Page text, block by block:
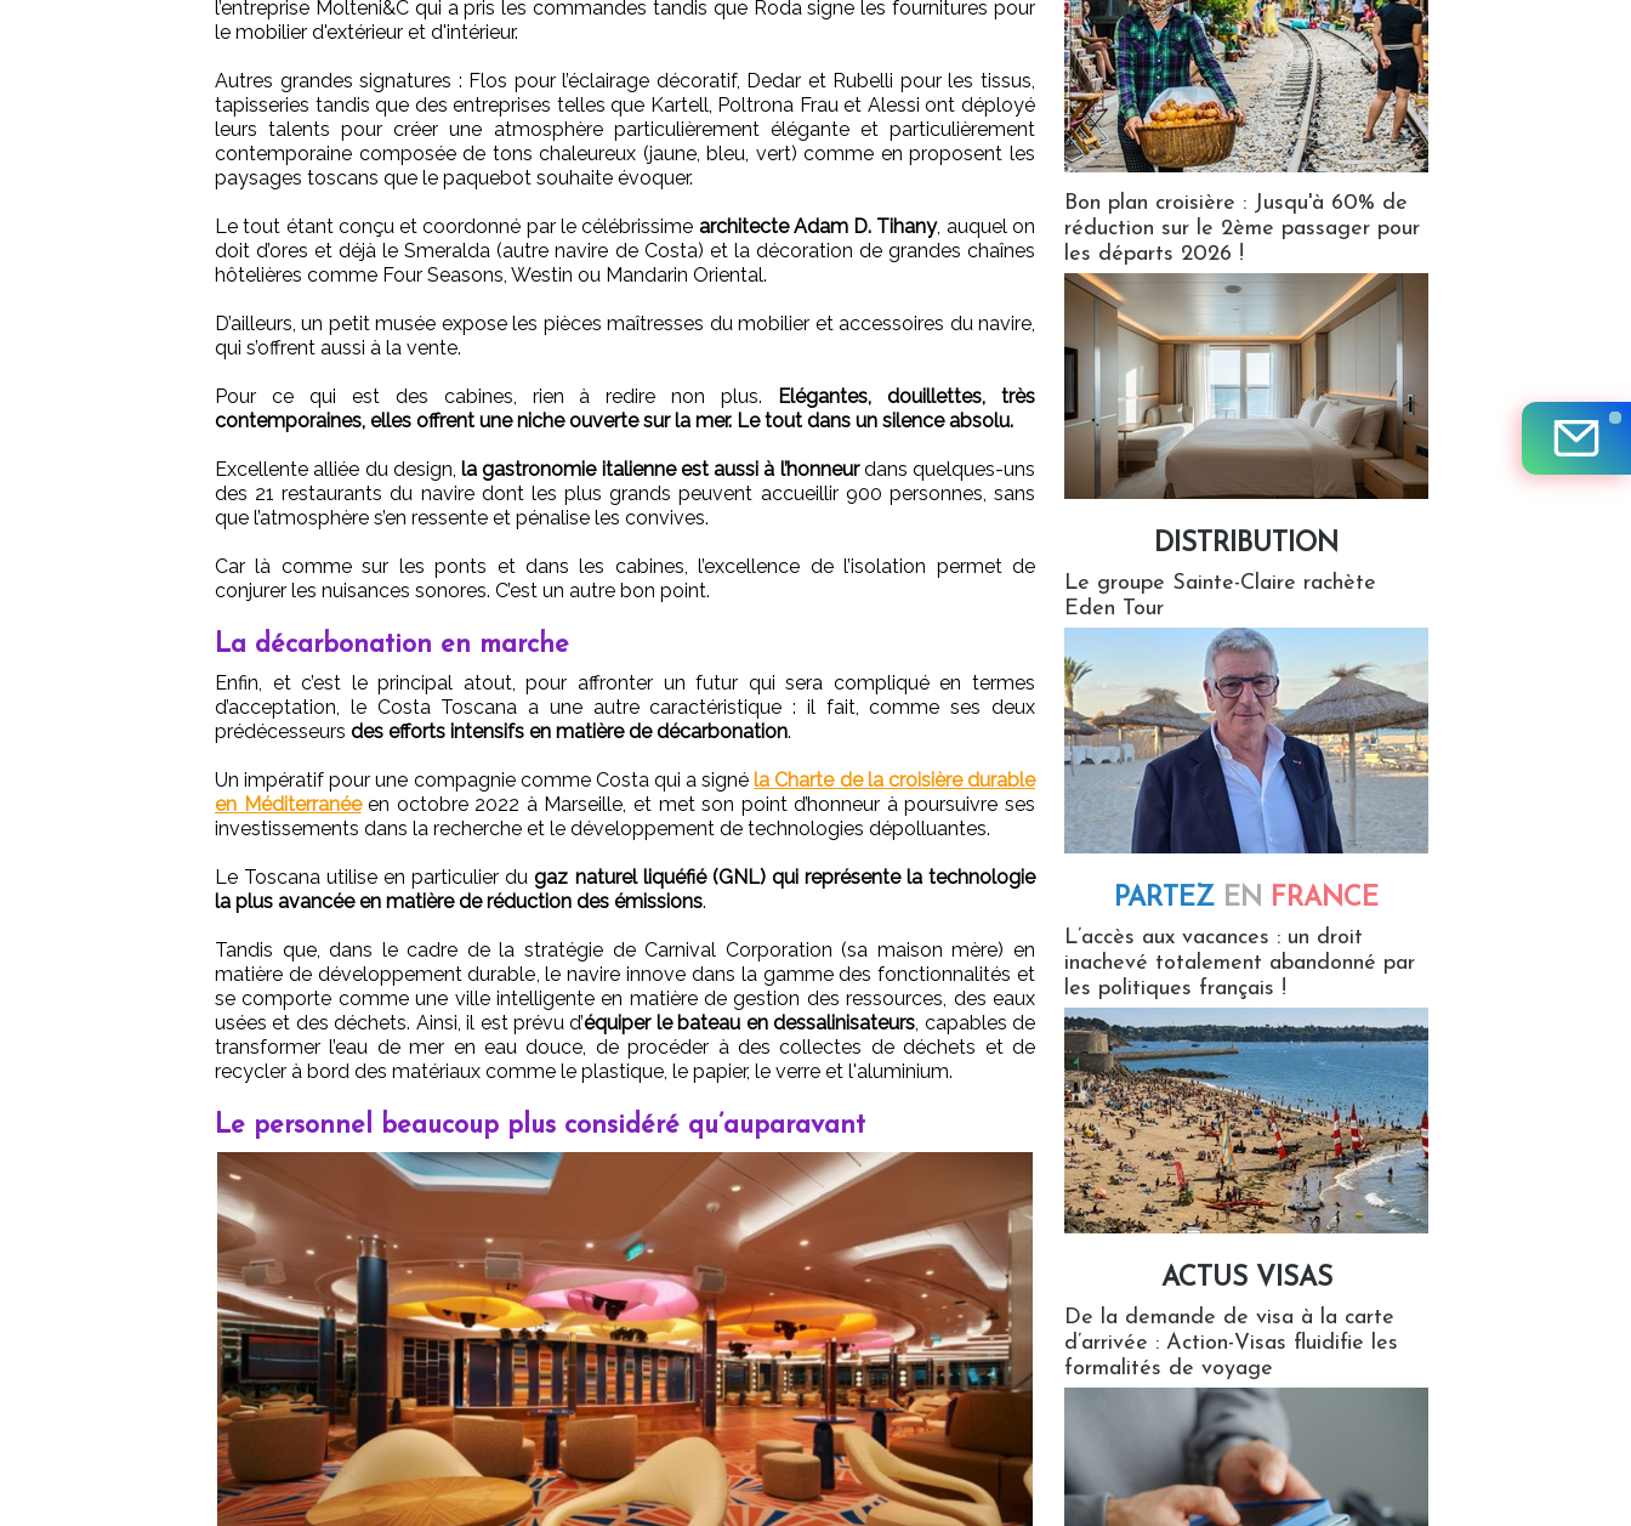
l’entreprise Molteni&C qui a pris les commandes tandis que Roda signe les fournitures pour
le mobilier d'extérieur et d'intérieur.
Autres grandes signatures : Flos pour l’éclairage décoratif, Dedar et Rubelli pour les tissus,
tapisseries tandis que des entreprises telles que Kartell, Poltrona Frau et Alessi ont déployé
leurs talents pour créer une atmosphère particulièrement élégante et particulièrement
contemporaine composée de tons chaleureux (jaune, bleu, vert) comme en proposent les
paysages toscans que le paquebot souhaite évoquer.
Le tout étant conçu et coordonné par le célébrissime architecte Adam D. Tihany, auquel on
doit d’ores et déjà le Smeralda (autre navire de Costa) et la décoration de grandes chaînes
hôtelières comme Four Seasons, Westin ou Mandarin Oriental.
D’ailleurs, un petit musée expose les pièces maîtresses du mobilier et accessoires du navire,
qui s’offrent aussi à la vente.
Pour ce qui est des cabines, rien à redire non plus. Elégantes, douillettes, très
contemporaines, elles offrent une niche ouverte sur la mer. Le tout dans un silence absolu.
Excellente alliée du design, la gastronomie italienne est aussi à l’honneurdans quelques-uns
des 21 restaurants du navire dont les plus grands peuvent accueillir 900 personnes, sans
que l’atmosphère s’en ressente et pénalise les convives.
Car là comme sur les ponts et dans les cabines, l’excellence de l’isolation permet de
conjurer les nuisances sonores. C’est un autre bon point.
La décarbonation en marche
Enfin, et c’est le principal atout, pour affronter un futur qui sera compliqué en termes
d’acceptation, le Costa Toscana a une autre caractéristique : il fait, comme ses deux
prédécesseurs des efforts intensifs en matière de décarbonation.
Un impératif pour une compagnie comme Costa qui a signéla Charte de la croisière durable
en Méditerranéeen octobre 2022 à Marseille, et met son point d’honneur à poursuivre ses
investissements dans la recherche et le développement de technologies dépolluantes.
Le Toscana utilise en particulier dugaz naturel liquéfié (GNL) qui représente la technologie
la plus avancée en matière de réduction des émissions.
Tandis que, dans le cadre de la stratégie de Carnival Corporation (sa maison mère) en
matière de développement durable, le navire innove dans la gamme des fonctionnalités et
se comporte comme une ville intelligente en matière de gestion des ressources, des eaux
usées et des déchets. Ainsi, il est prévu d’équiper le bateau en dessalinisateurs, capables de
transformer l’eau de mer en eau douce, de procéder à des collectes de déchets et de
recycler à bord des matériaux comme le plastique, le papier, le verre et l'aluminium.
Le personnel beaucoup plus considéré qu’auparavant
Bon plan croisière : Jusqu'à 60% de
réduction sur le 2ème passager pour
les départs 2026 !
DISTRIBUTION
Le groupe Sainte-Claire rachète
Eden Tour
PARTEZ EN FRANCE
L’accès aux vacances : un droit
inachevé totalement abandonné par
les politiques français !
ACTUS VISAS
De la demande de visa à la carte
d’arrivée : Action-Visas fluidifie les
formalités de voyage